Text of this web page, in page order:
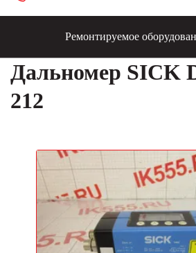
Ремонтируемое
Дальномер SICK
212